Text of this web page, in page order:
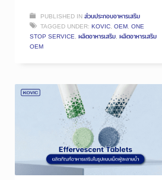
PUBLISHED INส่วนประกอบอาหารเสริม
TAGGED UNDER: KOVIC, OEM, ONE
STOP SERVICE, ผลิตอาหารเสริม, ผลิตอาหารเสริม
OEM